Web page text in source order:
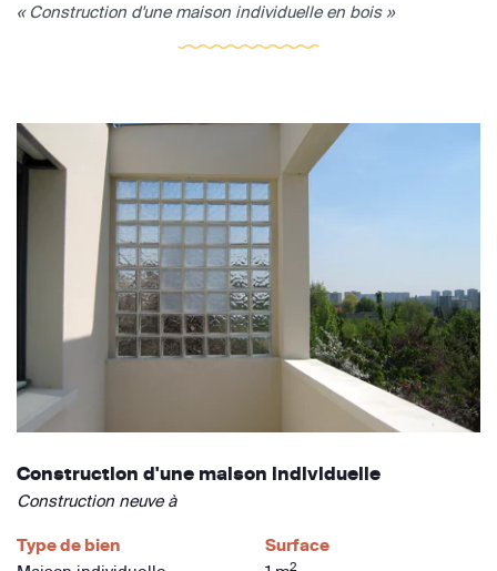
« Construction d'une maison individuelle en bois »
Construction d'une maison individuelle
Construction neuve à
Type de bien
Surface
2